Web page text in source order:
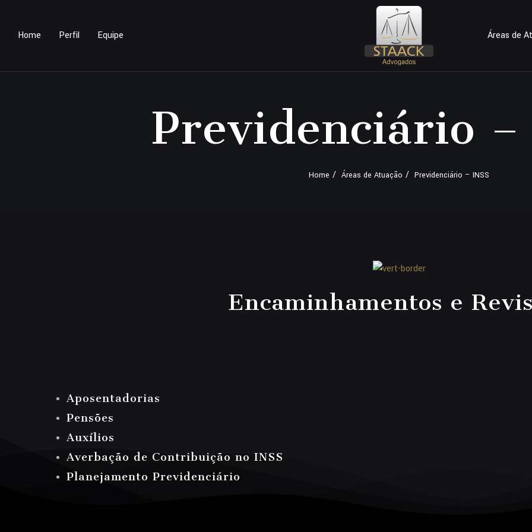
Home Perfil Equipe Áreas de
Previdenciário –
Home Áreas de Atuação Previdenciário – INSS
Encaminhamentos e
Aposentadorias
Pensões
Auxílios
Averbação de Contribuição no INSS
Planejamento Previdenciário